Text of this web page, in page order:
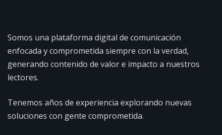
Somos una plataforma digital de comunicación
enfocada y comprometida siempre con la verdad,
generando contenido de valor e impacto a nuestros
lectores.
Tenemos años de experiencia explorando nuevas
soluciones con gente comprometida.